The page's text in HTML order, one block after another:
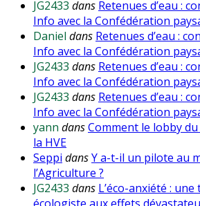
JG2433 dans Retenues d’eau :
Info avec la Confédération
Daniel dans Retenues d’eau :
Info avec la Confédération
JG2433 dans Retenues d’eau :
Info avec la Confédération
JG2433 dans Retenues d’eau :
Info avec la Confédération
yann dansComment le lobby
la HVE
Seppi dansY a-t-il un pilote au
l’Agriculture ?
JG2433 dans L’éco-anxiété :